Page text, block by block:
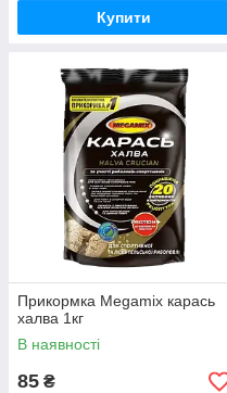
Купити
Прикормка Megamix карась
халва 1кг
В наявності
85 ₴